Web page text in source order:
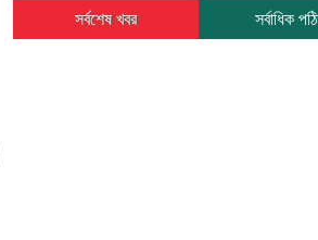
সর্বশেষ খবর সর্বাধিক